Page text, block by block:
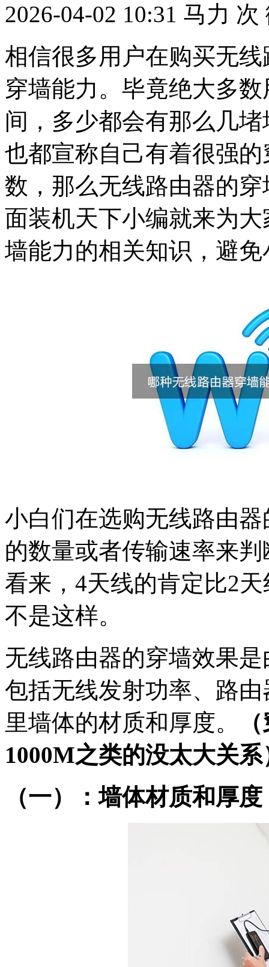
2026-04-02 10:31 马力 次
相信很多用户在购买无
穿墙能力。毕竟绝大多
间，多少都会有那么几
也都宣称自己有着很强
数，那么无线路由器的
面装机天下小编就来为
墙能力的相关知识，避
小白们在选购无线路由
的数量或者传输速率来
看来，4天线的肯定比2
不是这样。
无线路由器的穿墙效果
包括无线发射功率、路
里墙体的材质和厚度。
1000M之类的没太大关系
（一）：墙体材质和厚度